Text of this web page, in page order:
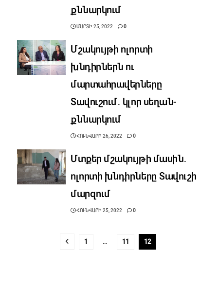
քննարկում
ՄԱՐՏԻ 25, 2022 0
Մշակույթի ոլորտի
խնդիրներն ու
մարտահրավերները
Տավուշում․ կլոր սեղան-
քննարկում
ՀՈՒՆՎԱՐԻ 26, 2022 0
Մտքեր մշակույթի մասին․
ոլորտի խնդիրները Տավուշի
մարզում
ՀՈՒՆՎԱՐԻ 25, 2022 0
1 … 11 12